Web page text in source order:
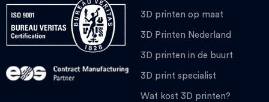
3D printen op maat
3D Printen Nederland
3D printen in de buurt
3D print specialist
Wat kost 3D printen?